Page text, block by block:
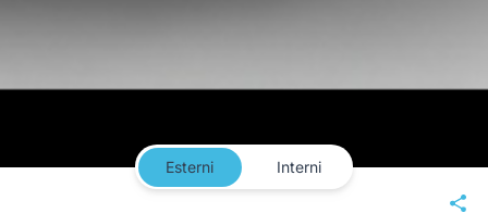
Esterni Interni